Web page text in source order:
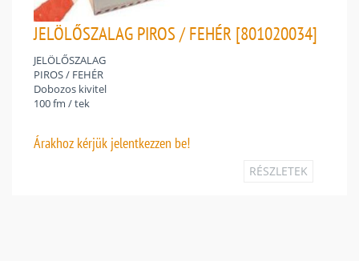
JELÖLŐSZALAG PIROS / FEHÉR [801020034]
JELÖLŐSZALAG
PIROS / FEHÉR
Dobozos kivitel
100 fm / tek
Árakhoz kérjük jelentkezzen be!
RÉSZLETEK